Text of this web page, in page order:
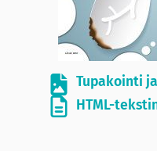
Tupakointi
HTML-